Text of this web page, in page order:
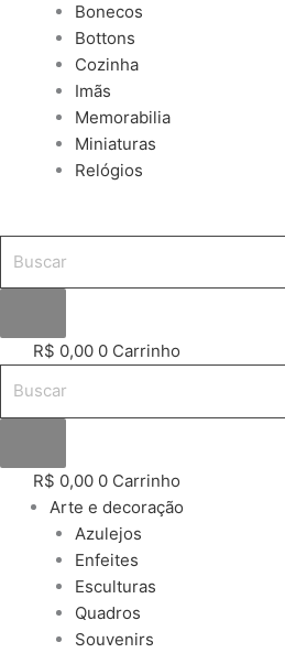
Bonecos
Bottons
Cozinha
Imãs
Memorabilia
Miniaturas
Relógios
R$ 0,00 0 Carrinho
R$ 0,00 0 Carrinho
Arte e decoração
Azulejos
Enfeites
Esculturas
Quadros
Souvenirs